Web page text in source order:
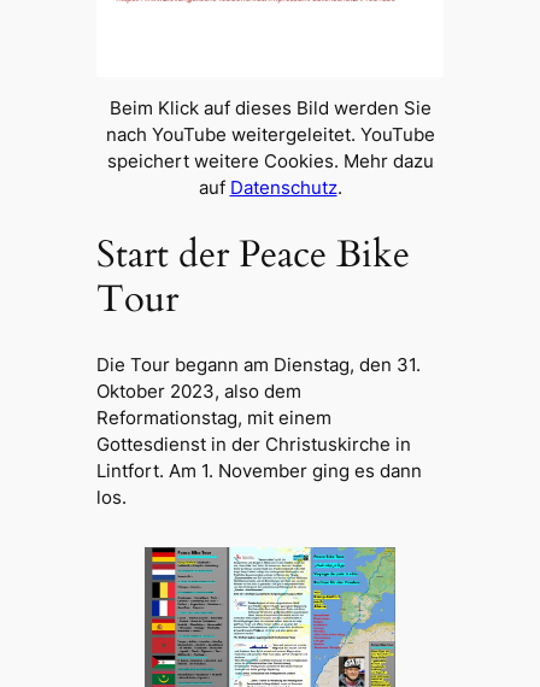
Beim Klick auf dieses Bild werden Sie
nach YouTube weitergeleitet. YouTube
speichert weitere Cookies. Mehr dazu
auf Datenschutz.
Start der Peace Bike
Tour
Die Tour begann am Dienstag, den 31.
Oktober 2023, also dem
Reformationstag, mit einem
Gottesdienst in der Christuskirche in
Lintfort. Am 1. November ging es dann
los.